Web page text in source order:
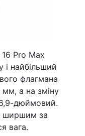
Pro Max
найбільший
флагмана
а на зміну
дюймовий.
ширшим за
вага.